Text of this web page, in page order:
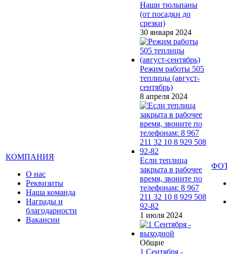
КОМПАНИЯ
О нас
Реквизиты
Наша команда
Награды и
благодарности
Вакансии
Наши тюльпаны
(от посадки до
срезки)
30 января 2024
Режим работы 505
теплицы (август-
сентябрь)
8 апреля 2024
Если теплица
закрыта в рабочее
время, звоните по
телефонам: 8 967
211 32 10 8 929 508
92-82
1 июля 2024
Общие
1 Сентября -